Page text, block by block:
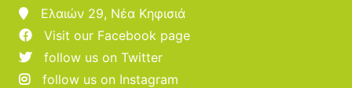
Ελαιών 29, Νέα Κηφισιά
Visit our Facebook page
follow us on Twitter
follow us on Instagram